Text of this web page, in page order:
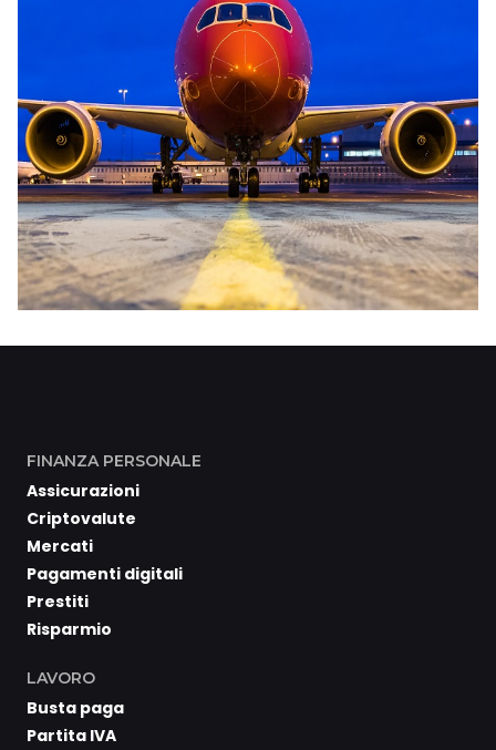
FINANZA PERSONALE
Assicurazioni
Criptovalute
Mercati
Pagamenti digitali
Prestiti
Risparmio
LAVORO
Busta paga
Partita IVA